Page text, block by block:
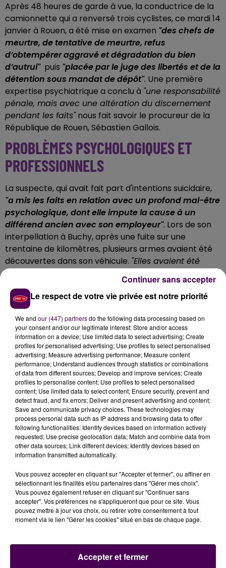
Après 48 heures de garde à vue, la conductrice de la
camionnette qui a renversé trois cyclistes, ce mardi 14
janvier à Rouen, a été mise en examen "des chefs de
meurtre, de tentative de meurtre, refus
d’obtempérer aggravé et dégradation du bien
d’autrui" puis "placée par le juge des libertés et de la
détention sous mandat de dépôt". Une première
expertise psychiatrique a conclu à "une responsabilité
pénale, mais avec une altération du discernement
pendant les faits"nous fait savoir le procureur de la
République de Rouen, Sébastien Gallois.
PROBLÈMES PSYCHOLOGIQUES ET
PROFESSIONNELS
La suspecte, qui avait fait part d'intentions suicidaire,
"a mis les faits en relation avec un profond mal-être
psychologique, dont elle impute la cause à un
différend ancien avec son employeur". Lors de son
interpellation à Buchy, après une fuite sur une
trentaine de kilomètres, plusieurs armes avaient été
découvertes dans son véhicule. "Elles avaient été
achetées suite à une agression dont la mise en
cause aurait été victime il y a quatre ans, et
conservées depuis"apprend-on. Cette possession
fera l'objet d’une convocation en comparution sur
reconnaissance préalable de culpabilité.
HUIT PLAINTES DÉPOSÉES SUITE AUX
FAITS
Huit plaintes visant la conductrice ont par ailleurs été
déposées dans la foulée des faits.Elles émanent de
personnes qui n'ont pas été blessées, mais qui ont
été confrontées aux nombreuses infractions
routières commises durant la course-poursuite.
D'autres témoins se sont aussi manifestés auprès de
la police judiciaire.
... A LIRE AUSSI :
Le respect de votre vie privée est notre priorité
We and our (447) partnersdo the following data processing based on
your consent and/or our legitimate interest: Store and/or access
information on a device; Use limited data to select advertising; Create
profiles for personalised advertising; Use profiles to select personalised
advertising; Measure advertising performance; Measure content
performance; Understand audiences through statistics or combinations
of data from different sources; Develop and improve services; Create
profiles to personalise content; Use profiles to select personalised
content; Use limited data to select content; Ensure security, prevent and
detect fraud, and fix errors; Deliver and present advertising and content;
Save and communicate privacy choices. These technologies may
process personal data such as IP address and browsing data to offer
following functionalities: Identify devices based on information actively
requested; Use precise geolocation data; Match and combine data from
other data sources; Link different devices; Identify devices based on
information transmitted automatically.
Vous pouvez accepter en cliquant sur "Accepter et fermer", ou affiner en
sélectionnant les finalités et/ou partenaires dans "Gérer mes choix".
Vous pouvez également refuser en cliquant sur "Continuer sans
accepter". Vos préférences ne s'appliqueront que pour ce site. Vous
pouvez mettre à jour vos choix, ou retirer votre consentement à tout
moment via le lien "Gérer les cookies" situé en bas de chaque page.
Accepter et fermer
Continuer sans accepter